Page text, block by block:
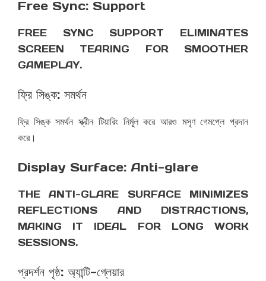
Free Sync: Support
FREE SYNC SUPPORT ELIMINATES
SCREEN TEARING FOR SMOOTHER
GAMEPLAY.
ফ্রি সিঙ্ক: সমর্থন
ফ্রি সিঙ্ক সমর্থন স্ক্রীন টিয়ারিং নির্মূল করে আরও মসৃণ গেমপ্লে প্রদান
করে।
Display Surface: Anti-glare
THE ANTI-GLARE SURFACE MINIMIZES
REFLECTIONS AND DISTRACTIONS,
MAKING IT IDEAL FOR LONG WORK
SESSIONS.
প্রদর্শন পৃষ্ঠ: অ্যান্টি-গ্লেয়ার